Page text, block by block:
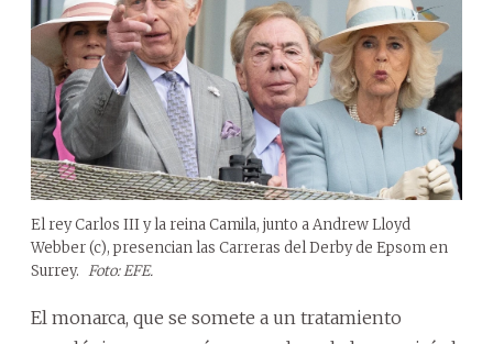
El rey Carlos III y la reina Camila, junto a Andrew Lloyd
Webber (c), presencian las Carreras del Derby de Epsom en
Surrey. Foto: EFE.
El monarca, que se somete a un tratamiento